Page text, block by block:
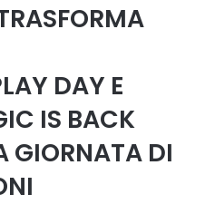
DAY E
IS BACK
GIORNATA DI